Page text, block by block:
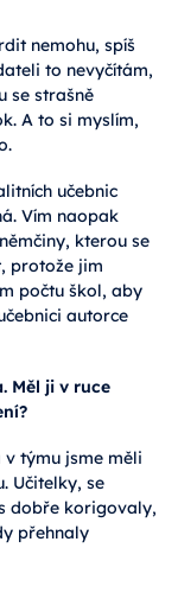
nemohu, spíš
to nevyčítám,
se strašně
A to si myslím,
učebnic
Vím naopak
kterou se
protože jim
počtu škol, aby
autorce
Měl ji v ruce
týmu jsme měli
Učitelky, se
dobře korigovaly,
přehnaly